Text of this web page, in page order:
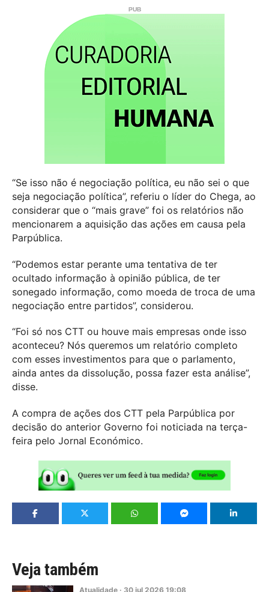
“Se isso não é negociação política, eu não sei o que
seja negociação política”, referiu o líder do Chega, ao
considerar que o “mais grave” foi os relatórios não
mencionarem a aquisição das ações em causa pela
Parpública.
“Podemos estar perante uma tentativa de ter
ocultado informação à opinião pública, de ter
sonegado informação, como moeda de troca de uma
negociação entre partidos”, considerou.
“Foi só nos CTT ou houve mais empresas onde isso
aconteceu? Nós queremos um relatório completo
com esses investimentos para que o parlamento,
ainda antes da dissolução, possa fazer esta análise”,
disse.
A compra de ações dos CTT pela Parpública por
decisão do anterior Governo foi noticiada na terça-
feira pelo Jornal Económico.
Veja também
Atualidade · 30 jul 2026 19:08